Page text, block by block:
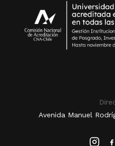
Avenida Manuel